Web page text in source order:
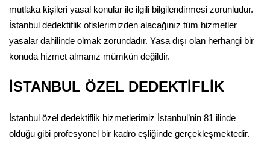
mutlaka kişileri yasal konular ile ilgili bilgilendirmesi zorunludur.
İstanbul dedektiflik ofislerimizden alacağınız tüm hizmetler
yasalar dahilinde olmak zorundadır. Yasa dışı olan herhangi bir
konuda hizmet almanız mümkün değildir.
İSTANBUL ÖZEL DEDEKTİFLİK
İstanbul özel dedektiflik hizmetlerimiz İstanbul’nin 81 ilinde
olduğu gibi profesyonel bir kadro eşliğinde gerçekleşmektedir.